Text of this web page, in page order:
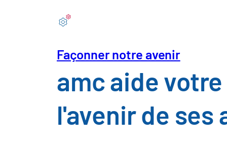
Façonner notre avenir
amc aide
l'avenir de ses
Télécharger le